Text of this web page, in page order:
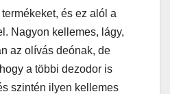
és ez alól a
Nagyon kellemes, lágy,
az olívás deónak, de
a többi dezodor is
szintén ilyen kellemes